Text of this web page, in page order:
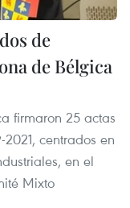
de
de Bélgica
firmaron 25 actas
centrados en
en el
Mixto